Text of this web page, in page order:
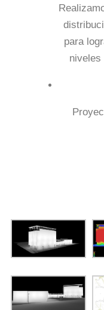
para
niveles